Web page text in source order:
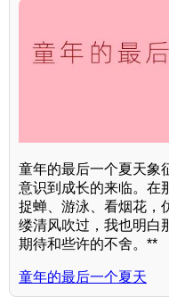
童年的最后一个夏天象
意识到成长的来临。在
捉蝉、游泳、看烟花，
缕清风吹过，我也明白
期待和些许的不舍。**
童年的最后一个夏天